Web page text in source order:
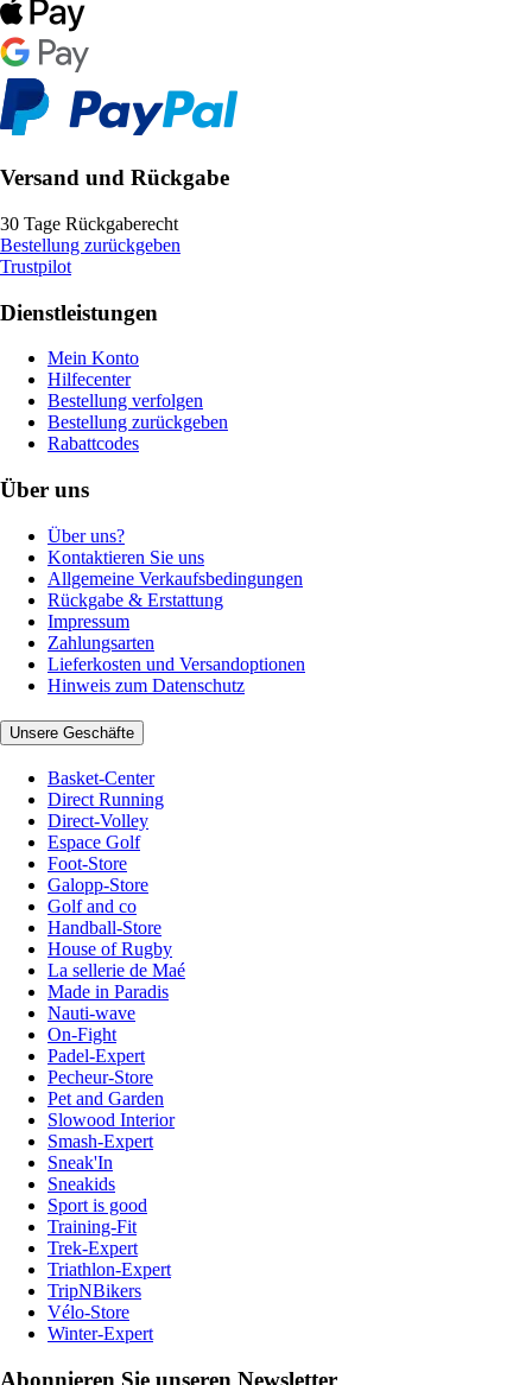
Versand und Rückgabe
30 Tage Rückgaberecht
Bestellung zurückgeben
Trustpilot
Dienstleistungen
Mein Konto
Hilfecenter
Bestellung verfolgen
Bestellung zurückgeben
Rabattcodes
Über uns
Über uns?
Kontaktieren Sie uns
Allgemeine Verkaufsbedingungen
Rückgabe & Erstattung
Impressum
Zahlungsarten
Lieferkosten und Versandoptionen
Hinweis zum Datenschutz
Unsere Geschäfte
Basket-Center
Direct Running
Direct-Volley
Espace Golf
Foot-Store
Galopp-Store
Golf and co
Handball-Store
House of Rugby
La sellerie de Maé
Made in Paradis
Nauti-wave
On-Fight
Padel-Expert
Pecheur-Store
Pet and Garden
Slowood Interior
Smash-Expert
Sneak'In
Sneakids
Sport is good
Training-Fit
Trek-Expert
Triathlon-Expert
TripNBikers
Vélo-Store
Winter-Expert
Abonnieren Sie unseren Newsletter